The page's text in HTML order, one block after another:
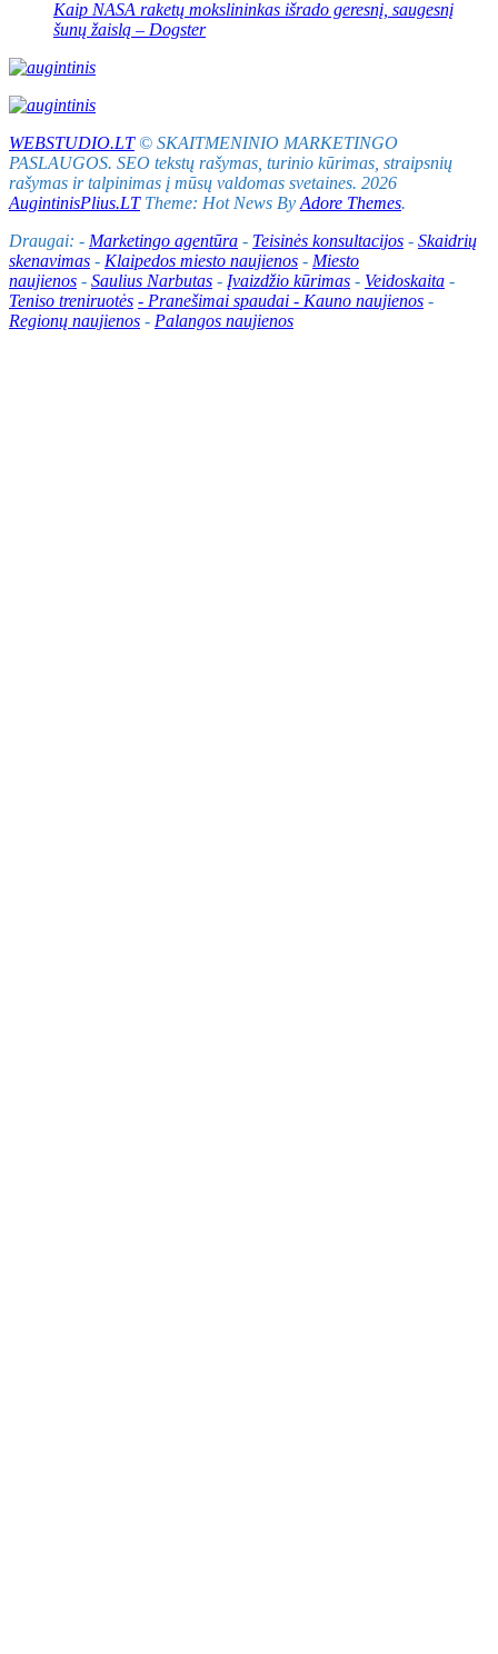
Kaip NASA raketų mokslininkas išrado geresnį, saugesnį
šunų žaislą – Dogster
WEBSTUDIO.LT© SKAITMENINIO MARKETINGO
PASLAUGOS. SEO tekstų rašymas, turinio kūrimas, straipsnių
rašymas ir talpinimas į mūsų valdomas svetaines. 2026
AugintinisPlius.LTTheme: Hot News By Adore Themes.
Draugai: - Marketingo agentūra - Teisinės konsultacijos - Skaidrių
skenavimas - Klaipedos miesto naujienos - Miesto
naujienos - Saulius Narbutas - Įvaizdžio kūrimas - Veidoskaita -
Teniso treniruotės - Pranešimai spaudai - Kauno naujienos -
Regionų naujienos - Palangos naujienos